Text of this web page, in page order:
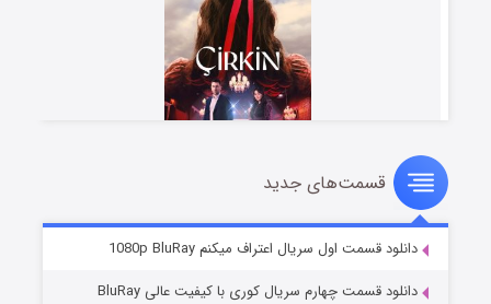
سریال زشت
قسمت۲ (زیرنویس) منتشر شد
قسمت‌های جدید
دانلود قسمت اول سریال اعتراف میکنم 1080p BluRay
دانلود قسمت چهارم سریال کوری با کیفیت عالی BluRay